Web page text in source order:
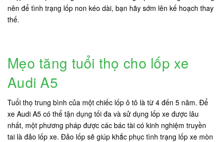
nên để tình trạng lốp non kéo dài, bạn hãy sớm lên kế hoạch thay
thế.
Mẹo tăng tuổi thọ cho lốp xe
Audi A5
Tuổi thọ trung bình của một chiếc lốp ô tô là từ 4 đến 5 năm. Để
xe Audi A5 có thể tận dụng tối đa và sử dụng lốp xe được lâu
nhất, một phương pháp được các bác tài có kinh nghiệm truyền
tai là đảo lốp xe. Đảo lốp sẽ giúp khắc phục tình trạng lốp xe mòn